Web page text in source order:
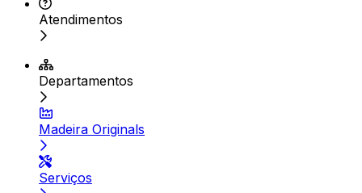
Atendimentos
Departamentos
Madeira Originals
Serviços